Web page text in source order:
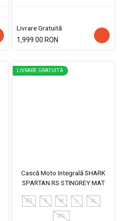
Livrare Gratuită
1,999.00 RON
LIVRARE GRATUITĂ
Cască Moto Integrală SHARK
SPARTAN RS STINGREY MAT
XS S M L XL
2XL